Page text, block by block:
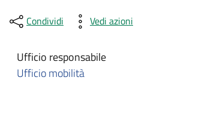
Condividi Vedi azioni
Ufficio responsabile
Ufficio mobilità